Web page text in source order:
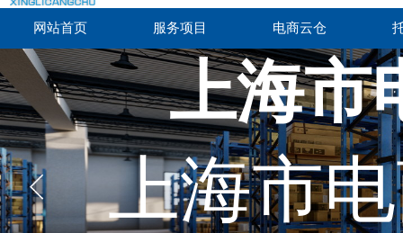
网站首页 服务项目 电商云仓
上海市
上海市